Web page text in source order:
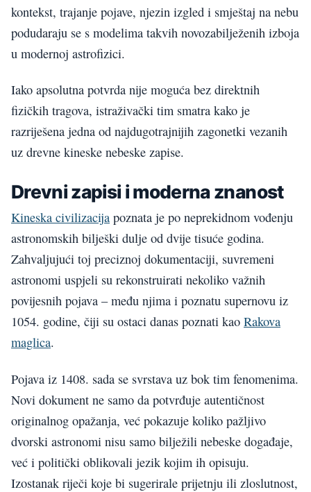
kontekst, trajanje pojave, njezin izgled i smještaj na nebu
podudaraju se s modelima takvih novozabilježenih izboja
u modernoj astrofizici.
Iako apsolutna potvrda nije moguća bez direktnih
fizičkih tragova, istraživački tim smatra kako je
razriješena jedna od najdugotrajnijih zagonetki vezanih
uz drevne kineske nebeske zapise.
Drevni zapisi i moderna znanost
Kineska civilizacija poznata je po neprekidnom vođenju
astronomskih bilješki dulje od dvije tisuće godina.
Zahvaljujući toj preciznoj dokumentaciji, suvremeni
astronomi uspjeli su rekonstruirati nekoliko važnih
povijesnih pojava – među njima i poznatu supernovu iz
1054. godine, čiji su ostaci danas poznati kao Rakova
maglica.
Pojava iz 1408. sada se svrstava uz bok tim fenomenima.
Novi dokument ne samo da potvrđuje autentičnost
originalnog opažanja, već pokazuje koliko pažljivo
dvorski astronomi nisu samo bilježili nebeske događaje,
već i politički oblikovali jezik kojim ih opisuju.
Izostanak riječi koje bi sugerirale prijetnju ili zloslutnost,